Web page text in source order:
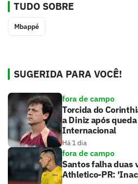
TUDO SOBRE
Mbappé
SUGERIDA PARA VOCÊ!
fora de campo
Torcida do
a Diniz após
Internacional
Há 1 dia
fora de campo
Santos falha duas
Athletico-PR: